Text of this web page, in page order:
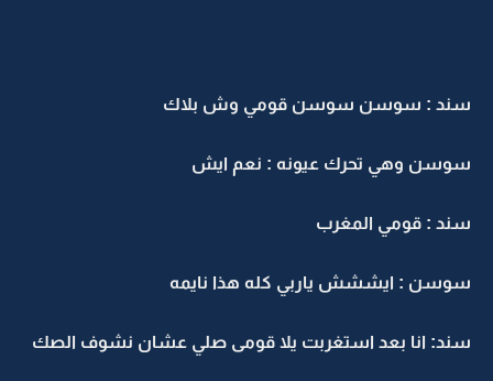
سند : سوسن سوسن قومي وش بلاك
سوسن وهي تحرك عيونه : نعم ايش
سند : قومي المغرب
سوسن : ايششش ياربي كله هذا نايمه
سند: انا بعد استغربت يلا قومى صلي عشان نشوف الصك